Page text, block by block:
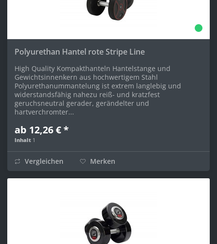
Polyurethan Hantel rote Stripe Line
High Quality Kompakthanteln Hantelstange und
Gewichtsinnenkern aus hochwertigem Stahl
Polyurethanummantelung ist extrem langlebig und
widerstandsfähig nahezu reiß- und kratzfest
geruchsneutral gerader, gerändelter und
hartverchromter...
ab 12,26 € *
Inhalt 1
Vergleichen Merken